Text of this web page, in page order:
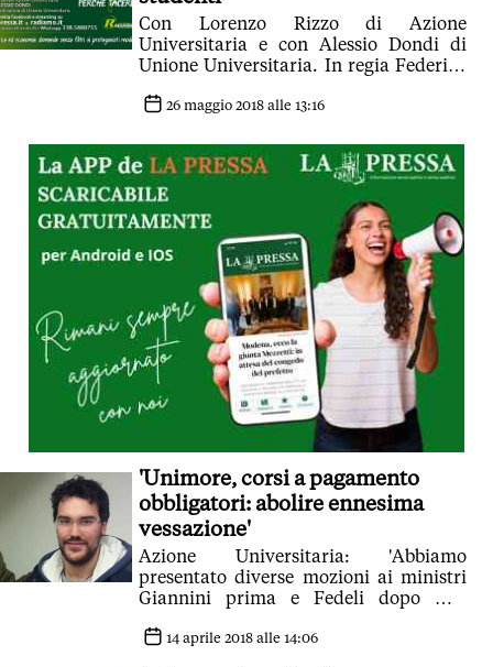
Con Lorenzo Rizzo di Azione
Universitaria e con Alessio Dondi di
Unione Universitaria. In regia Federico
26 maggio 2018 alle 13:16
'Unimore, corsi a pagamento
obbligatori: abolire ennesima
vessazione'
Azione Universitaria: 'Abbiamo
presentato diverse mozioni ai ministri
Giannini prima e Fedeli dopo ma,
provvedimento'
14 aprile 2018 alle 14:06